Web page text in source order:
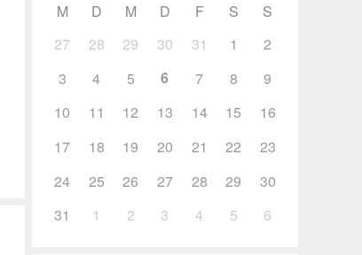
M D M D F S
S
27
28 29 30 31 1
2
3
4 5 6 7 8
9
10
11 12 13 14 15
16
17
18 19 20 21 22
23
24
25 26 27 28 29
30
31
1 2 3 4 5 6